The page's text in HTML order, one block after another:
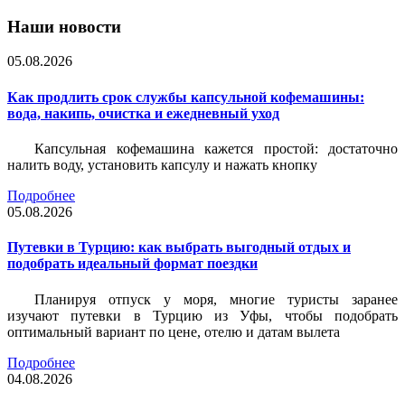
Наши новости
05.08.2026
Как продлить срок службы капсульной кофемашины:
вода, накипь, очистка и ежедневный уход
Капсульная кофемашина кажется простой: достаточно
налить воду, установить капсулу и нажать кнопку
Подробнее
05.08.2026
Путевки в Турцию: как выбрать выгодный отдых и
подобрать идеальный формат поездки
Планируя отпуск у моря, многие туристы заранее
изучают путевки в Турцию из Уфы, чтобы подобрать
оптимальный вариант по цене, отелю и датам вылета
Подробнее
04.08.2026